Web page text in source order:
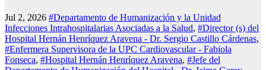
Jul 2, 2026 #Departamento de Humanización y la Unidad
Infecciones Intrahospitalarias Asociadas a la Salud, #Director (s) del
Hospital Hernán Henríquez Aravena - Dr. Sergio Castillo Cárdenas,
#Enfermera Supervisora de la UPC Cardiovascular - Fabiola
Fonseca, #Hospital Hernán Henríquez Aravena, #Jefe del